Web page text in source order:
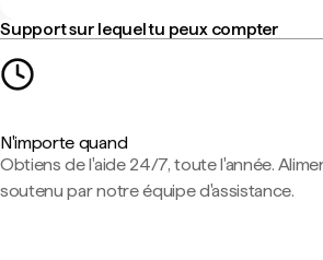
Support sur lequel tu peux compter
N'importe quand
Obtiens de l'aide 24/7, toute l'année.
soutenu par notre équipe d'assistance.